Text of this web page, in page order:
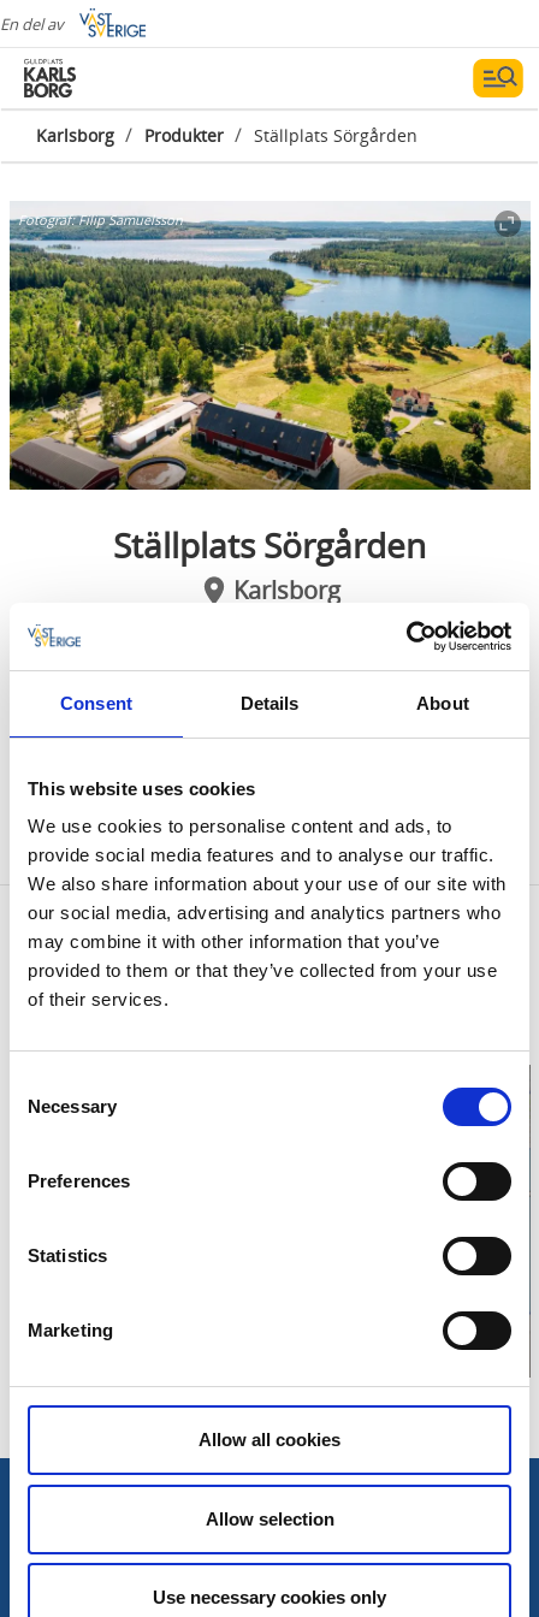
Consent Details About
This website uses cookies
We use cookies to personalise content and ads, to
provide social media features and to analyse our traffic.
We also share information about your use of our site with
our social media, advertising and analytics partners who
may combine it with other information that you’ve
provided to them or that they’ve collected from your use
of their services.
Selection
Necessary
Preferences
Statistics
Marketing
Allow all cookies
Allow selection
Use necessary cookies only
En del av
Karlsborg / Produkter / Ställplats Sörgården
Fotograf:Filip Samuelsson
Ställplats Sörgården
Karlsborg
Ställplatser inkl. el för 100kr / natt
en enkel och smidig lösning ca 3 km från Karlsborg. Vi
har 3 st ställplatser som ligger i västerläge med fin
solnedgång.
Kontaktinformation
Filip Samuelsson
Svanvik Sörgården 1
546 95 Karlsborg
Hemsida:Till hemsida